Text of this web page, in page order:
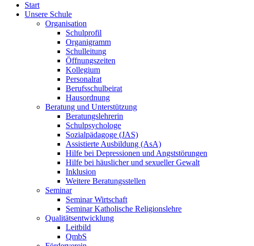
Start
Unsere Schule
Organisation
Schulprofil
Organigramm
Schulleitung
Öffnungszeiten
Kollegium
Personalrat
Berufsschulbeirat
Hausordnung
Beratung und Unterstützung
Beratungslehrerin
Schulpsychologe
Sozialpädagoge (JAS)
Assistierte Ausbildung (AsA)
Hilfe bei Depressionen und Angststörungen
Hilfe bei häuslicher und sexueller Gewalt
Inklusion
Weitere Beratungsstellen
Seminar
Seminar Wirtschaft
Seminar Katholische Religionslehre
Qualitätsentwicklung
Leitbild
QmbS